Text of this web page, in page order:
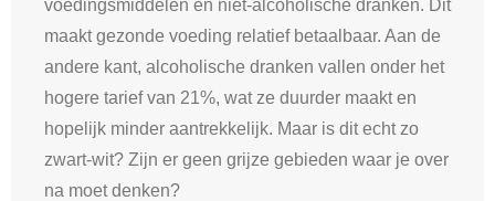
voedingsmiddelen en niet-alcoholische dranken. Dit
maakt gezonde voeding relatief betaalbaar. Aan de
andere kant, alcoholische dranken vallen onder het
hogere tarief van 21%, wat ze duurder maakt en
hopelijk minder aantrekkelijk. Maar is dit echt zo
zwart-wit? Zijn er geen grijze gebieden waar je over
na moet denken?